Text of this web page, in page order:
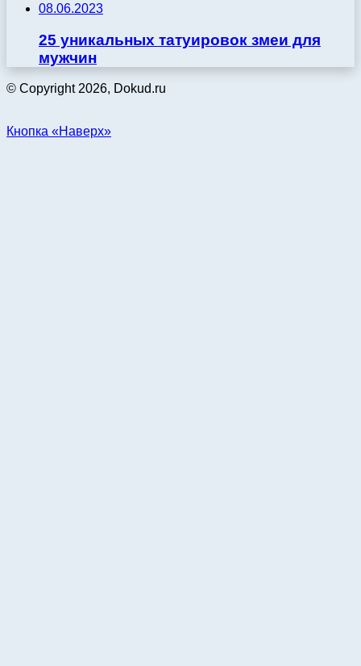
08.06.2023
25 уникальных татуировок змеи для
мужчин
© Copyright 2026, Dokud.ru
Кнопка «Наверх»